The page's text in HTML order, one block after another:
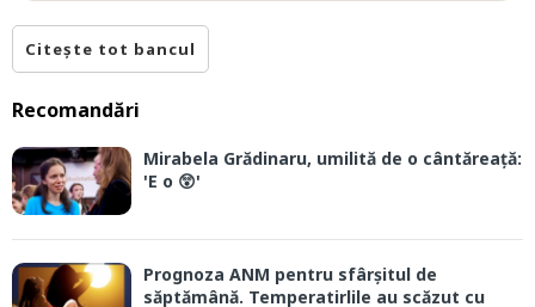
Citește tot bancul
Recomandări
Mirabela Grădinaru, umilită de o cântăreață:
'E o 😲'
Prognoza ANM pentru sfârșitul de
săptămână. Temperatirlile au scăzut cu